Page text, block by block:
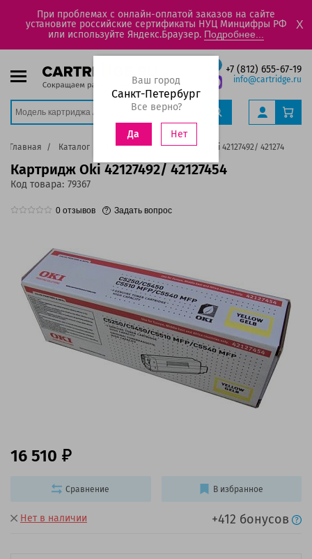
При проблемах с онлайн-оплатой заказов на сайте
установите российские сертификаты НУЦ Минцифры РФ
или используйте Яндекс.Браузер. Подробнее...
X
+7 (812) 655-67-19
info@cartridge.ru
Ваш город
Санкт-Петербург
Все верно?
Да Нет
Главная Каталог Картриджи Картридж Oki 42127492/ 42127454
Картридж Oki 42127492/ 42127454
Код товара: 79367
0 отзывов Задать вопрос
Нет в наличии +412 бонусов
16 510
Сравнение В избранное